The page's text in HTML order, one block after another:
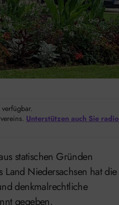
Unterstützen auch Sie radio
Land Niedersachsen hat die
denkmalrechtliche
gegeben.